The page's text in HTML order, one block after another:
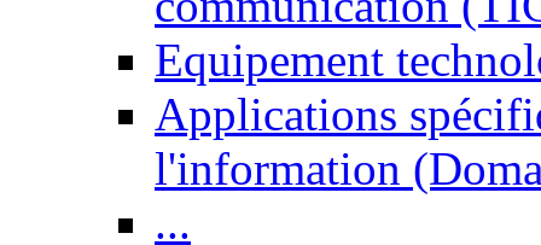
Equipement
Applications
l'information
...